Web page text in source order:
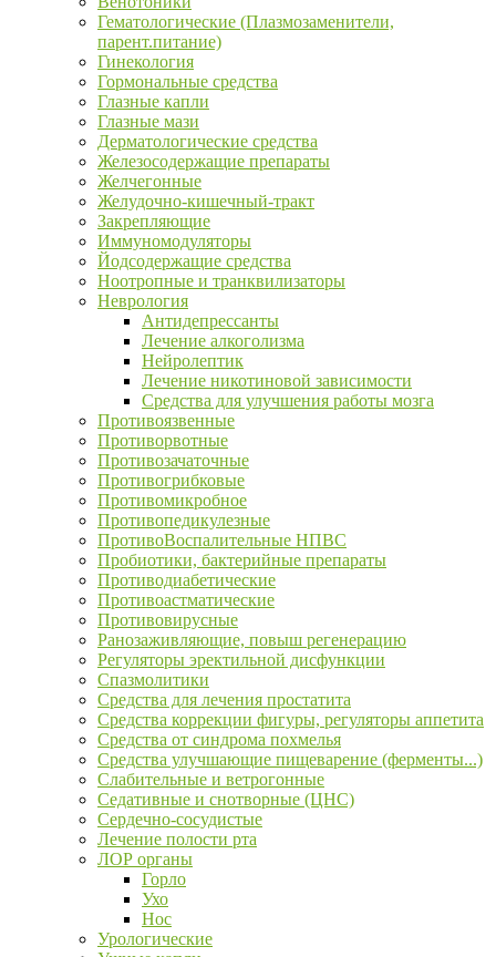
Гематологические (Плазмозаменители,
парент.питание)
Гинекология
Гормональные средства
Глазные капли
Глазные мази
Дерматологические средства
Железосодержащие препараты
Желчегонные
Желудочно-кишечный-тракт
Закрепляющие
Иммуномодуляторы
Йодсодержащие средства
Ноотропные и транквилизаторы
Неврология
Антидепрессанты
Лечение алкоголизма
Нейролептик
Лечение никотиновой зависимости
Средства для улучшения работы мозга
Противоязвенные
Противорвотные
Противозачаточные
Противогрибковые
Противомикробное
Противопедикулезные
ПротивоВоспалительные НПВС
Пробиотики, бактерийные препараты
Противодиабетические
Противоастматические
Противовирусные
Ранозаживляющие, повыш регенерацию
Регуляторы эректильной дисфункции
Спазмолитики
Средства для лечения простатита
Средства коррекции фигуры, регуляторы аппетита
Средства от синдрома похмелья
Средства улучшающие пищеварение (ферменты...)
Слабительные и ветрогонные
Седативные и снотворные (ЦНС)
Сердечно-сосудистые
Лечение полости рта
ЛОР органы
Горло
Ухо
Нос
Урологические